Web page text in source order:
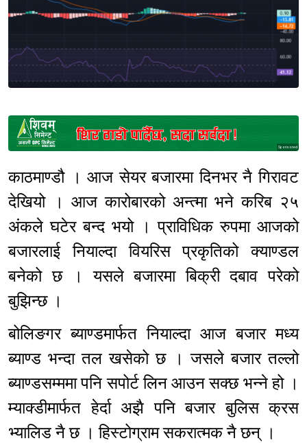
Sponsored
काठमाण्डौ । आज सेयर बजारमा दिनभर नै गिरावट
देखियो । आज कारोबारको अन्त्मा भने करिब २५
अंकले घटेर बन्द भयो । प्राविधिक रुपमा आजको
बजारलाई नियाल्दा वियरिस प्रकृतिको क्याण्डल
बनेको छ । यसले बजारमा बिक्री दबाव परेको
बुझिन्छ ।
बोलिङगर ब्याण्डमार्फत नियाल्दा आज बजार मध्य
ब्याण्ड भन्दा तल खसेको छ । जसले बजार तल्लो
ब्याण्डसम्ममा पनि सपोर्ट लिन आउन सक्छ भन्ने हो ।
म्याक्डीमार्फत हेर्दा अझै पनि बजार बुलिस क्रस
भ्यालिड नै छ । हिस्टोग्राम सकरात्मक नै छन् ।